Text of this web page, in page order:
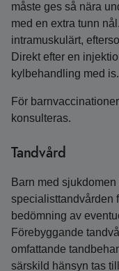
måste ges så nära
med en extra tunn
intramuskulärt,
Direkt efter en
kylbehandling med is.
För
konsulteras.
Tandvård
Barn med
specialisttandvården
bedömning av
Förebyggande
omfattande
särskild hänsyn tas